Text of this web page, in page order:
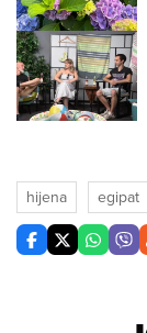
hijena egipat